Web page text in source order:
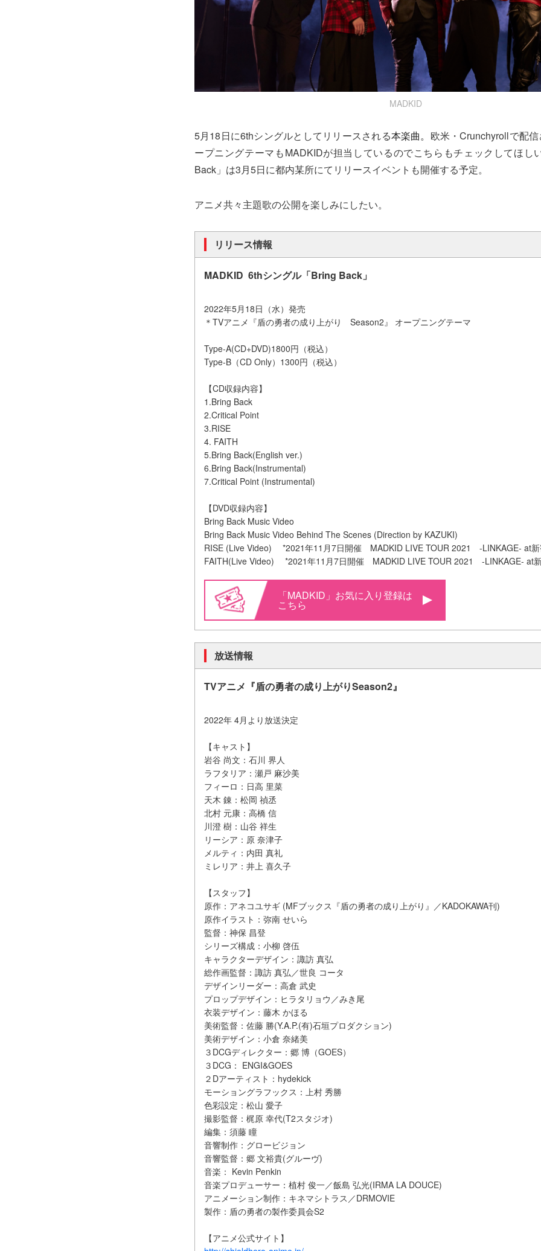
MADKID
5月18日に6thシングルとしてリリースされる本楽曲。 欧米・Crunchyrollで配
ープニングテーマもMADKIDが担当しているのでこちらもチェックしてほし
Back」は3月5日に都内某所にてリリースイベントも開催する予定。
アニメ共々主題歌の公開を楽しみにしたい。
リリース情報
MADKID 6thシングル「Bring Back」
2022年5月18日（水）発売
＊TVアニメ『盾の勇者の成り上がり Season2』 オープニングテーマ
Type-A(CD+DVD)1800円（税込）
Type-B（CD Only）1300円（税込）
【CD収録内容】
1.Bring Back
2.Critical Point
3.RISE
4. FAITH
5.Bring Back(English ver.)
6.Bring Back(Instrumental)
7.Critical Point (Instrumental)
【DVD収録内容】
Bring Back Music Video
Bring Back Music Video Behind The Scenes (Direction by KAZUKI)
RISE (Live Video) *2021年11月7日開催 MADKID LIVE TOUR 2021 -LINKAGE- at新
FAITH(Live Video) *2021年11月7日開催 MADKID LIVE TOUR 2021 -LINKAGE- at
「MADKID」お気に入り登録は
こちら
放送情報
TVアニメ『盾の勇者の成り上がりSeason2』
2022年 4月より放送決定
【キャスト】
岩谷 尚文：石川 界人
ラフタリア：瀬戸 麻沙美
フィーロ：日高 里菜
天木 錬：松岡 禎丞
北村 元康：高橋 信
川澄 樹：山谷 祥生
リーシア：原 奈津子
メルティ：内田 真礼
ミレリア：井上 喜久子
【スタッフ】
原作：アネコユサギ (MFブックス『盾の勇者の成り上がり』／KADOKAWA刊)
原作イラスト：弥南 せいら
監督：神保 昌登
シリーズ構成：小柳 啓伍
キャラクターデザイン：諏訪 真弘
総作画監督：諏訪 真弘／世良 コータ
デザインリーダー：高倉 武史
プロップデザイン：ヒラタリョウ／みき尾
衣装デザイン：藤木 かほる
美術監督：佐藤 勝(Y.A.P.(有)石垣プロダクション)
美術デザイン：小倉 奈緒美
３DCGディレクター：郷 博（GOES）
３DCG： ENGI&GOES
２Dアーティスト：hydekick
モーショングラフックス：上村 秀勝
色彩設定：松山 愛子
撮影監督：梶原 幸代(T2スタジオ)
編集：須藤 瞳
音響制作：グロービジョン
音響監督：郷 文裕貴(グルーヴ)
音楽： Kevin Penkin
音楽プロデューサー：植村 俊一／飯島 弘光(IRMA LA DOUCE)
アニメーション制作：キネマシトラス／DRMOVIE
製作：盾の勇者の製作委員会S2
【アニメ公式サイト】